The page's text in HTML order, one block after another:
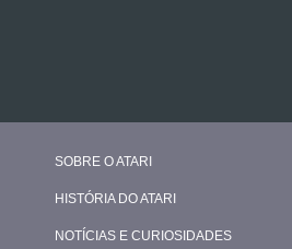
SOBRE O ATARI
HISTÓRIA DO ATARI
NOTÍCIAS E CURIOSIDADES